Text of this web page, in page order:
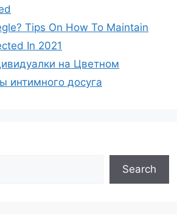
Tips On How To Maintain
In 2021
на Цветном
интимного досуга
Search